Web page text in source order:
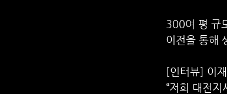
300여 평 규
이전을 통해
[인터뷰] 이
“저희 대전